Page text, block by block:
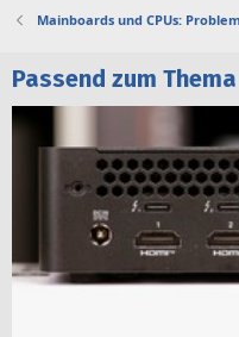
Mainboards und CPUs:
Passend zum Thema